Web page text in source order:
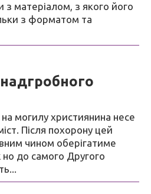
з матеріалом, з якого його
з форматом та
могилу християнина несе
Після похорону цей
чином оберігатиме
до самого Другого